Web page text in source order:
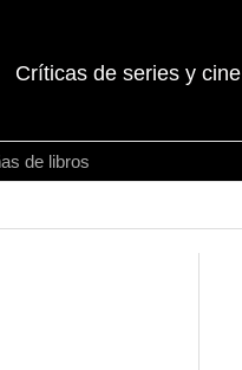
Críticas de series y cine
de libros